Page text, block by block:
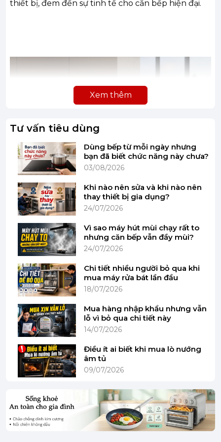
thiết bị, đem đến sự tinh tế cho căn bếp hiện đại.
Đặc điểm nổi bật của Nước trợ xả
GlanzMeister
Sáng bóng vượt trội cho ly tách và kim loại
Khi sử dụng nước trợ xả GlanzMeister, ly thủy tinh,
ly rượu, và các vật dụng bằng kim loại như xoong
nồi đều trở nên sáng bóng rực rỡ. Công thức đặc
biệt giúp loại bỏ hoàn toàn các vết xỉn, mang đến
vẻ ngoài long lanh, trong trẻo.
Ngăn ngừa cặn vôi và bảo vệ kính
Một trong những vấn đề thường gặp ở máy rửa
chén là sự xuất hiện của cặn vôi khiến kính bị mờ
Xem thêm
Tư vấn tiêu dùng
Dùng bếp từ mỗi ngày nhưng
bạn đã biết chức năng này chưa?
03/08/2026
Khi nào nên sửa và khi nào nên
thay thiết bị gia dụng?
24/07/2026
Vì sao máy hút mùi chạy rất to
nhưng căn bếp vẫn đầy mùi?
24/07/2026
Chi tiết nhiều người bỏ qua khi
mua máy rửa bát lần đầu
18/07/2026
Mua hàng nhập khẩu nhưng vẫn
lỗ vì bỏ qua chi tiết này
14/07/2026
Điều ít ai biết khi mua lò nướng
âm tủ
09/07/2026